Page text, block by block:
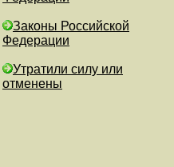
Законы Российской
Федерации
Утратили силу или
отменены